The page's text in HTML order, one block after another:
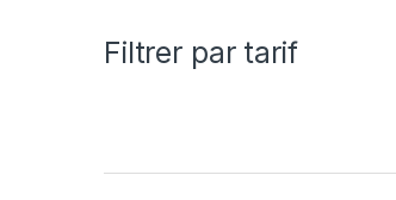
Filtrer par tarif